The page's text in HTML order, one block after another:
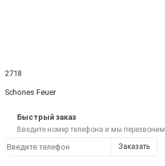
2718
Schones Feuer
Быстрый заказ
Введите номер телефона и мы перезвоним
Заказать